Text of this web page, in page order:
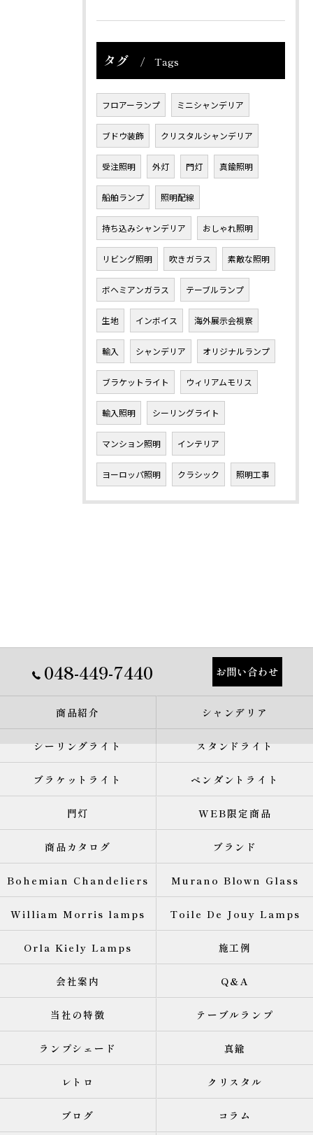
タグ Tags
フロアーランプ ミニシャンデリア
ブドウ装飾 クリスタルシャンデリア
受注照明 外灯 門灯 真鍮照明
船舶ランプ 照明配線
持ち込みシャンデリア おしゃれ照明
リビング照明 吹きガラス 素敵な照明
ボヘミアンガラス テーブルランプ
生地 インボイス 海外展示会視察
輸入 シャンデリア オリジナルランプ
ブラケットライト ウィリアムモリス
輸入照明 シーリングライト
マンション照明 インテリア
ヨーロッパ照明 クラシック 照明工事
048-449-7440 お問い合わせ
商品紹介 シャンデリア
シーリングライト スタンドライト
ブラケットライト ペンダントライト
門灯 WEB限定商品
商品カタログ ブランド
Bohemian Chandeliers Murano Blown Glass
William Morris lamps Toile De Jouy Lamps
Orla Kiely Lamps 施工例
会社案内 Q&A
当社の特徴 テーブルランプ
ランプシェード 真鍮
レトロ クリスタル
ブログ コラム